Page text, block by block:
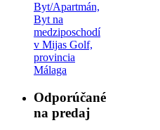
Byt/Apartmán,
Byt na
medziposchodí
v Mijas Golf,
provincia
Málaga
Odporúčané
na predaj